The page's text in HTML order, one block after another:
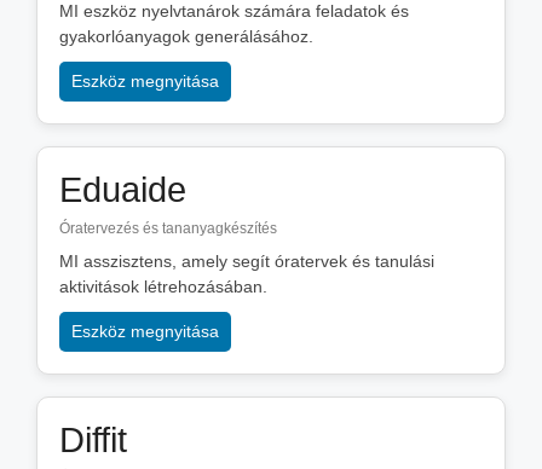
MI eszköz nyelvtanárok számára feladatok és
gyakorlóanyagok generálásához.
Eszköz megnyitása
Eduaide
Óratervezés és tananyagkészítés
MI asszisztens, amely segít óratervek és tanulási
aktivitások létrehozásában.
Eszköz megnyitása
Diffit